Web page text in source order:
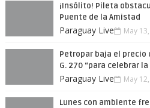
¡Insólito! Pileta
Puente de la Amistad
Paraguay Live May
Petropar baja el precio
G. 270 “para celebrar
Paraguay Live May
Lunes con ambiente